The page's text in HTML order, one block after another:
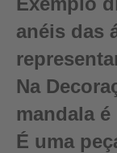
anéis das
Na
mandala
É uma